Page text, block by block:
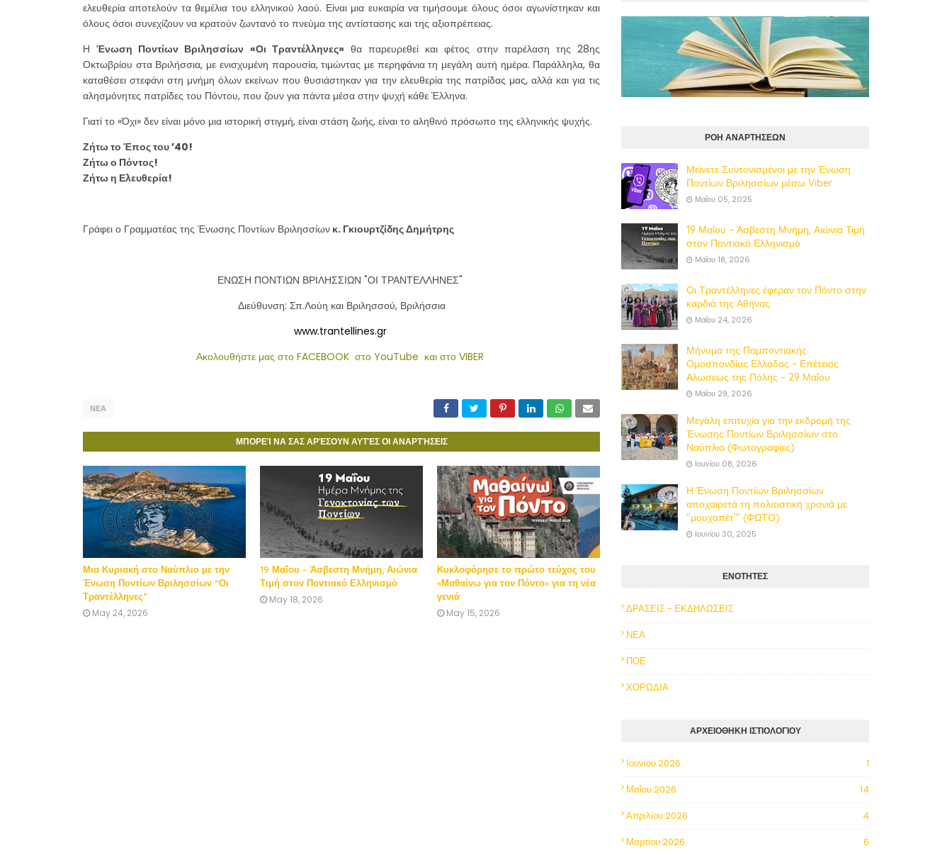
ελευθερία αποτελούν τα θεμέλια του ελληνικού λαού. Είναι μια ευκαιρία να τιμήσουμε όλους όσοι αγωνίστηκαν και
όλους όσοι συνεχίζουν να κρατούν ζωντανό το πνεύμα της αντίστασης και της αξιοπρέπειας.
ΗΈνωση Ποντίων Βριλησσίων «Οι Τραντέλληνες» θα παρευρεθεί και φέτος στην παρέλαση της 28ης
Οκτωβρίου στα Βριλήσσια, με ενισχυμένη παρουσία, τιμώντας με περηφάνια τη μεγάλη αυτή ημέρα. Παράλληλα, θα
καταθέσει στεφάνι στη μνήμη όλων εκείνων που θυσιάστηκαν για την ελευθερία της πατρίδας μας, αλλά και για τις
αλησμόνητες πατρίδες του Πόντου, που ζουν για πάντα μέσα στην ψυχή κάθε Έλληνα.
Γιατί το «Όχι» δεν είναι μόνο μια ιστορική στιγμή, είναι στάση ζωής, είναι το αληθινό πρόσωπο της ελληνικής ψυχής.
Ζήτω το Έπος του ’40!
Ζήτω ο Πόντος!
Ζήτω η Ελευθερία!
Γράφει ο Γραμματέας της Ένωσης Ποντίων Βριλησσίων κ. Γκιουρτζίδης Δημήτρης
ΕΝΩΣΗ ΠΟΝΤΙΩΝ ΒΡΙΛΗΣΣΙΩΝ "ΟΙ ΤΡΑΝΤΕΛΛΗΝΕΣ"
Διεύθυνση: Σπ.Λούη και Βριλησσού, Βριλήσσια
www.trantellines.gr
Ακολουθήστε μας στο FACEBOOK στο YouTube και στο VIBER
ΝΕΑ
ΜΠΟΡΕΊ ΝΑ ΣΑΣ ΑΡΈΣΟΥΝ ΑΥΤΈΣ ΟΙ ΑΝΑΡΤΉΣΕΙΣ
Μια Κυριακή στο Ναύπλιο με την
Ένωση Ποντίων Βριλησσίων “Οι
Τραντέλληνες”
May 24, 2026
19 Μαΐου – Άσβεστη Μνήμη, Αιώνια
Τιμή στον Ποντιακό Ελληνισμό
May 18, 2026
Κυκλοφόρησε το πρώτο τεύχος του
«Μαθαίνω για τον Πόντο» για τη νέα
γενιά
May 15, 2026
ΡΟΗ ΑΝΑΡΤΗΣΕΩΝ
Μείνετε Συντονισμένοι με την Ένωση
Ποντίων Βριλησσίων μέσω Viber
Μαΐου 05, 2025
19 Μαΐου – Άσβεστη Μνήμη, Αιώνια Τιμή
στον Ποντιακό Ελληνισμό
Μαΐου 18, 2026
Οι Τραντέλληνες έφεραν τον Πόντο στην
καρδιά της Αθήνας
Μαΐου 24, 2026
Μήνυμα της Παμποντιακής
Ομοσπονδίας Ελλάδος – Επέτειος
Αλώσεως της Πόλης – 29 Μαΐου
Μαΐου 29, 2026
Μεγάλη επιτυχία για την εκδρομή της
Ένωσης Ποντίων Βριλησσίων στο
Ναύπλιο (Φωτογραφίες)
Ιουνίου 08, 2026
Η Ένωση Ποντίων Βριλησσίων
αποχαιρετά τη πολιτιστική χρονιά με
"μουχαπέτ’" (ΦΩΤΟ)
Ιουνίου 30, 2025
ΕΝΟΤΗΤΕΣ
ΔΡΑΣΕΙΣ - ΕΚΔΗΛΩΣΕΙΣ
ΝΕΑ
ΠΟΕ
ΧΟΡΩΔΙΑ
ΑΡΧΕΙΟΘΗΚΗ ΙΣΤΙΟΛΟΓΙΟΥ
Ιουνίου 2026
1
Μαΐου 2026
14
Απριλίου 2026
4
Μαρτίου 2026
6